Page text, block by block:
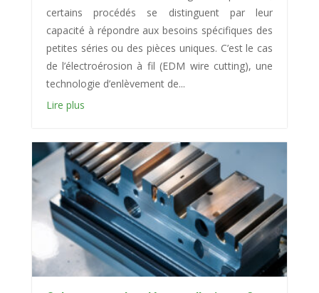
certains procédés se distinguent par leur
capacité à répondre aux besoins spécifiques des
petites séries ou des pièces uniques. C’est le cas
de l’électroérosion à fil (EDM wire cutting), une
technologie d’enlèvement de...
Lire plus